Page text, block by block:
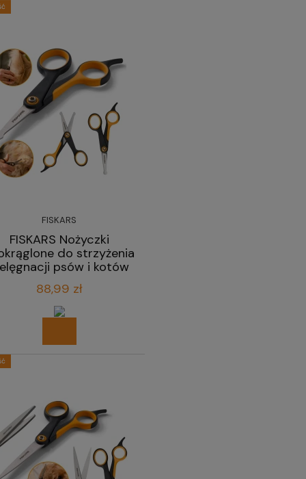
FISKARS
FISKARS Nożyczki
do strzyżenia
psów i kotów
88,99 zł